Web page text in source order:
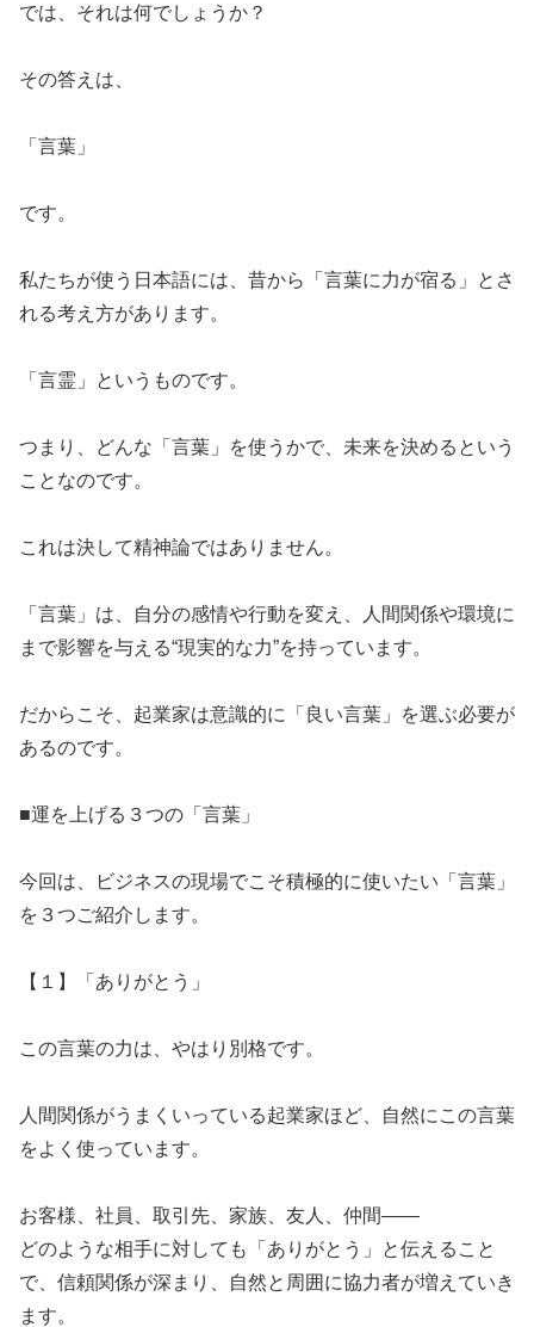
​では、それは何でしょうか？
​その答えは、
​「言葉」
​です。
​私たちが使う日本語には、昔から「言葉に力が宿る」とさ
れる考え方があります。
​「言霊」というものです。
​つまり、どんな「言葉」を使うかで、未来を決めるという
ことなのです。
​これは決して精神論ではありません。
​「言葉」は、自分の感情や行動を変え、人間関係や環境に
まで影響を与える“現実的な力”を持っています。
​だからこそ、起業家は意識的に「良い言葉」を選ぶ必要が
あるのです。
​■運を上げる３つの「言葉」
​今回は、ビジネスの現場でこそ積極的に使いたい「言葉」
を３つご紹介します。
​【１】「ありがとう」
​この言葉の力は、やはり別格です。
​人間関係がうまくいっている起業家ほど、自然にこの言葉
をよく使っています。
​お客様、社員、取引先、家族、友人、仲間――
​どのような相手に対しても「ありがとう」と伝えること
で、信頼関係が深まり、自然と周囲に協力者が増えていき
ます。